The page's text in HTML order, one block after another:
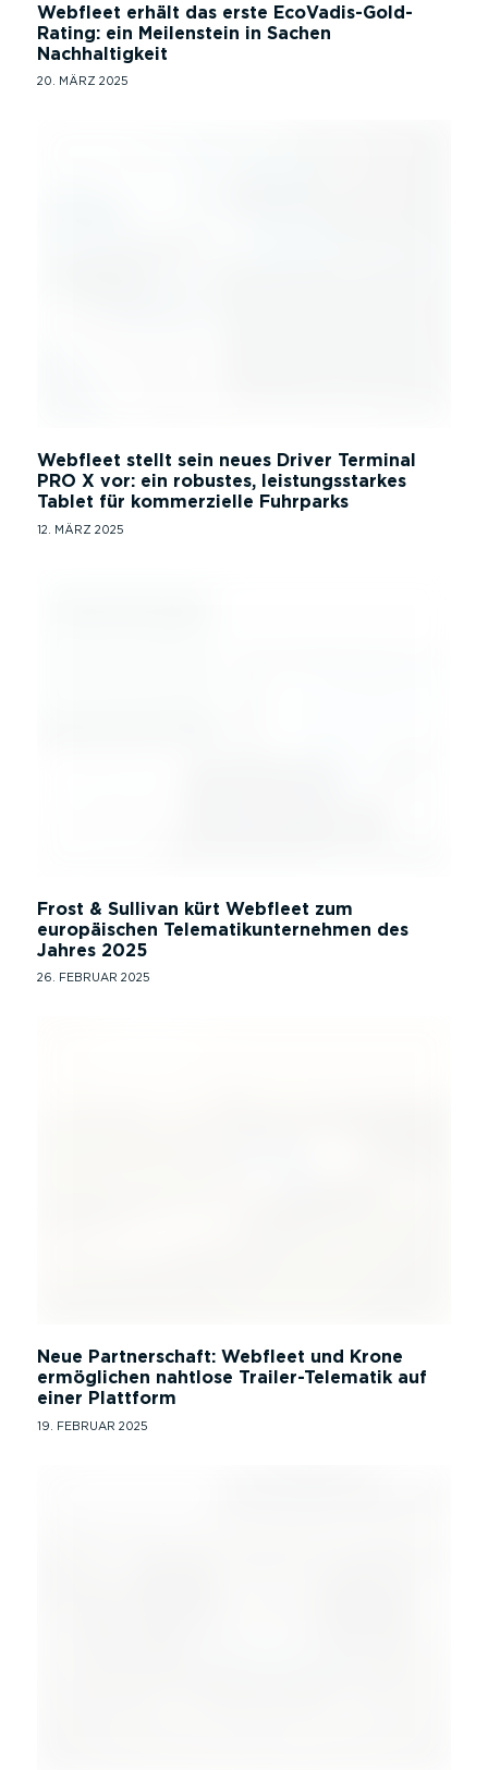
Webfleet erhält das erste EcoVadis-Gold-
Rating: ein Meilenstein in Sachen
Nachhaltigkeit
20. MÄRZ 2025
Webfleet stellt sein neues Driver Terminal
PRO X vor: ein robustes, leistungsstarkes
Tablet für kommerzielle Fuhrparks
12. MÄRZ 2025
Frost & Sullivan kürt Webfleet zum
europäischen Telematikunternehmen des
Jahres 2025
26. FEBRUAR 2025
Neue Partnerschaft: Webfleet und Krone
ermöglichen nahtlose Trailer-Telematik auf
einer Plattform
19. FEBRUAR 2025